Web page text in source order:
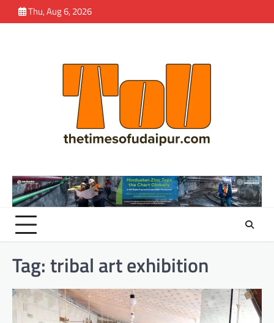
to
Thu, Aug 6, 2026
Tag:tribal art exhibition